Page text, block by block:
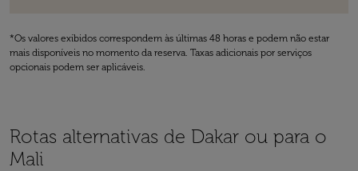
*Os valores exibidos correspondem às últimas 48 horas e podem não estar
mais disponíveis no momento da reserva. Taxas adicionais por serviços
opcionais podem ser aplicáveis.
Rotas alternativas de Dakar ou para o
Mali